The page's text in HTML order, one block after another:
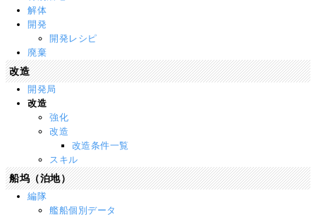
解体
開発
開発レシピ
廃棄
改造
開発局
改造
強化
改造
改造条件一覧
スキル
船坞（泊地）
編隊
艦船個別データ